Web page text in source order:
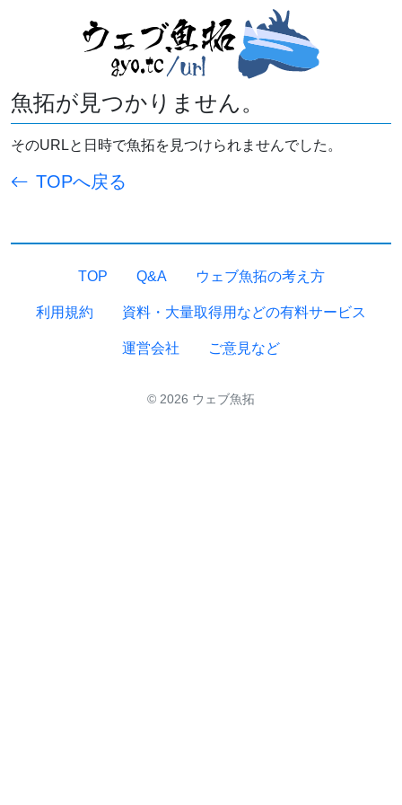
魚拓が見つかりません。
そのURLと日時で魚拓を見つけられませんでした。
TOPへ戻る
TOP Q&A ウェブ魚拓の考え方
利用規約 資料・大量取得用などの有料サービス
運営会社 ご意見など
© 2026 ウェブ魚拓